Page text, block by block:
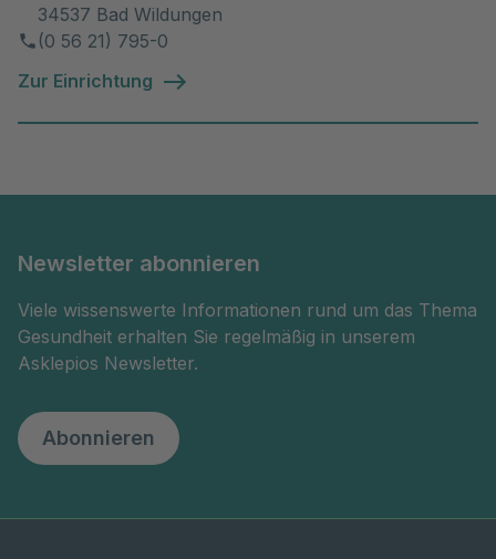
34537 Bad Wildungen
(0 56 21) 795-0
Zur Einrichtung
Newsletter abonnieren
Viele wissenswerte Informationen rund um das Thema
Gesundheit erhalten Sie regelmäßig in unserem
Asklepios Newsletter.
Abonnieren